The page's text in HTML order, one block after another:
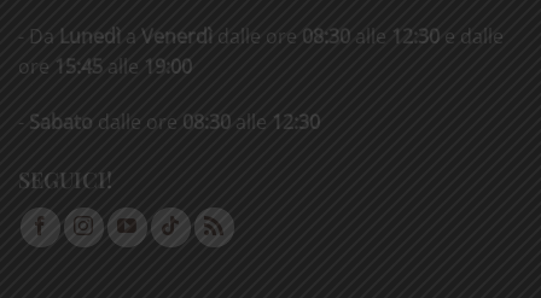
- Da Lunedì a Venerdì dalle ore 08:30 alle 12:30 e dalle
ore 15:45 alle 19:00
- Sabato dalle ore 08:30 alle 12:30
SEGUICI!